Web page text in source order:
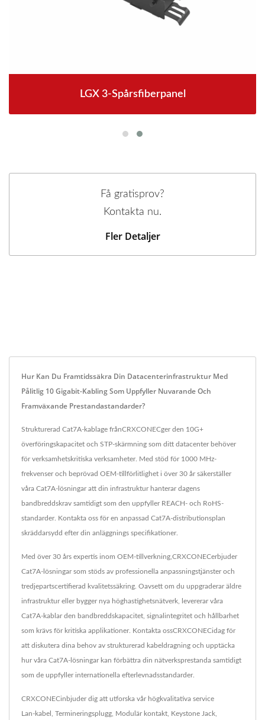
LGX 3-Spårsfiberpanel
Få gratisprov?
Kontakta nu.
Fler Detaljer
Hur Kan Du Framtidssäkra Din Datacenterinfrastruktur Med
Pålitlig 10 Gigabit-Kabling Som Uppfyller Nuvarande Och
Framväxande Prestandastandarder?
Strukturerad Cat7A-kablage frånCRXCONECger den 10G+
överföringskapacitet och STP-skärmning som ditt datacenter behöver
för verksamhetskritiska verksamheter. Med stöd för 1000 MHz-
frekvenser och beprövad OEM-tillförlitlighet i över 30 år säkerställer
våra Cat7A-lösningar att din infrastruktur hanterar dagens
bandbreddskrav samtidigt som den uppfyller REACH- och RoHS-
standarder. Kontakta oss för en anpassad Cat7A-distributionsplan
skräddarsydd efter din anläggnings specifikationer.
Med över 30 års expertis inom OEM-tillverkning,CRXCONECerbjuder
Cat7A-lösningar som stöds av professionella anpassningstjänster och
tredjepartscertifierad kvalitetssäkring. Oavsett om du uppgraderar äldre
infrastruktur eller bygger nya höghastighetsnätverk, levererar våra
Cat7A-kablar den bandbreddskapacitet, signalintegritet och hållbarhet
som krävs för kritiska applikationer. Kontakta ossCRXCONECidag för
att diskutera dina behov av strukturerad kabeldragning och upptäcka
hur våra Cat7A-lösningar kan förbättra din nätverksprestanda samtidigt
som de uppfyller internationella efterlevnadsstandarder.
CRXCONECinbjuder dig att utforska vår högkvalitativa service
Lan-kabel Termineringsplugg Modulär kontakt Keystone Jack